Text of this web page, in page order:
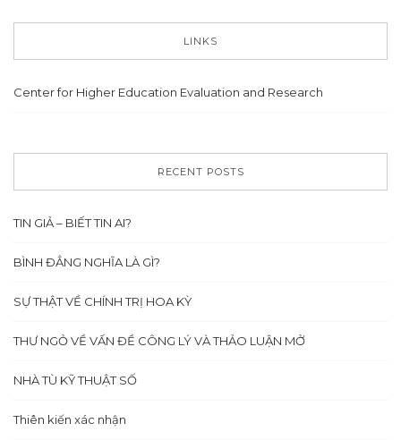
LINKS
Center for Higher Education Evaluation and Research
RECENT POSTS
TIN GIẢ – BIẾT TIN AI?
BÌNH ĐẲNG NGHĨA LÀ GÌ?
SỰ THẬT VỀ CHÍNH TRỊ HOA KỲ
THƯ NGỎ VỀ VẤN ĐỀ CÔNG LÝ VÀ THẢO LUẬN MỞ
NHÀ TÙ KỸ THUẬT SỐ
Thiên kiến xác nhận